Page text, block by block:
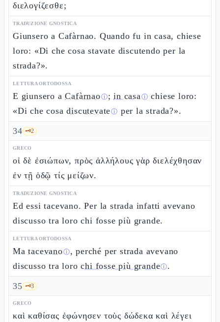
διελογίζεσθε;
TRADUZIONE GNOSTICA
Giunsero a Cafàrnao. Quando fu in casa, chiese
loro: «Di che cosa stavate discutendo per la
strada?».
LETTURA ORTODOSSA
E giunsero aCafàrnaoⓘ;in casaⓘ chiese loro:
«Di che cosadiscutevateⓘ per la strada?».
34 🗝️2
GRECO
οἱ δὲ ἐσιώπων, πρὸς ἀλλήλους γὰρ διελέχθησαν
ἐν τῇ ὁδῷ τίς μείζων.
TRADUZIONE GNOSTICA
Ed essi tacevano. Per la strada infatti avevano
discusso tra loro chi fosse più grande.
LETTURA ORTODOSSA
Matacevanoⓘ, perché per strada avevano
discusso tra lorochi fosse più grandeⓘ.
35 🗝️3
GRECO
καὶ καθίσας ἐφώνησεν τοὺς δώδεκα καὶ λέγει